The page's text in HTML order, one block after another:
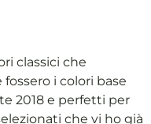
classici che
i colori base
2018 e perfetti per
che vi ho già